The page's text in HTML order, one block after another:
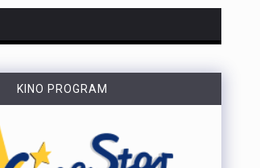
KINO PROGRAM